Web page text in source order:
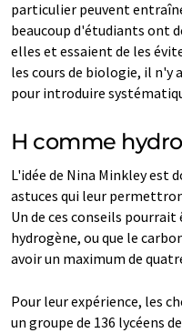
particulier peuvent
beaucoup d'étudiants ont
elles et essaient de les
les cours de biologie, il n'y
pour introduire
H comme
L'idée de Nina Minkley est
astuces qui leur
Un de ces conseils
hydrogène, ou que le
avoir un maximum de
Pour leur expérience, les
un groupe de 136 lycéens